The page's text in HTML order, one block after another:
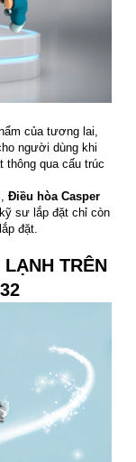
của tương lai,
người dùng khi
qua cấu trúc
Điều hòa Casper
sư lắp đặt chỉ còn
đặt.
TRÊN